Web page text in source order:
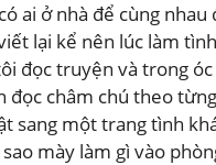
ai ở nhà để cùng
lại kể nên lúc làm
đọc truyện và trong
đọc châm chú theo
sang một trang tình
mày làm gì vào